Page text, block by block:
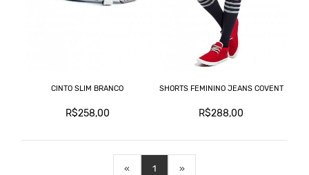
CINTO SLIM BRANCO
R$258,00
SHORTS FEMININO JEANS COVENT
R$288,00
« 1 »